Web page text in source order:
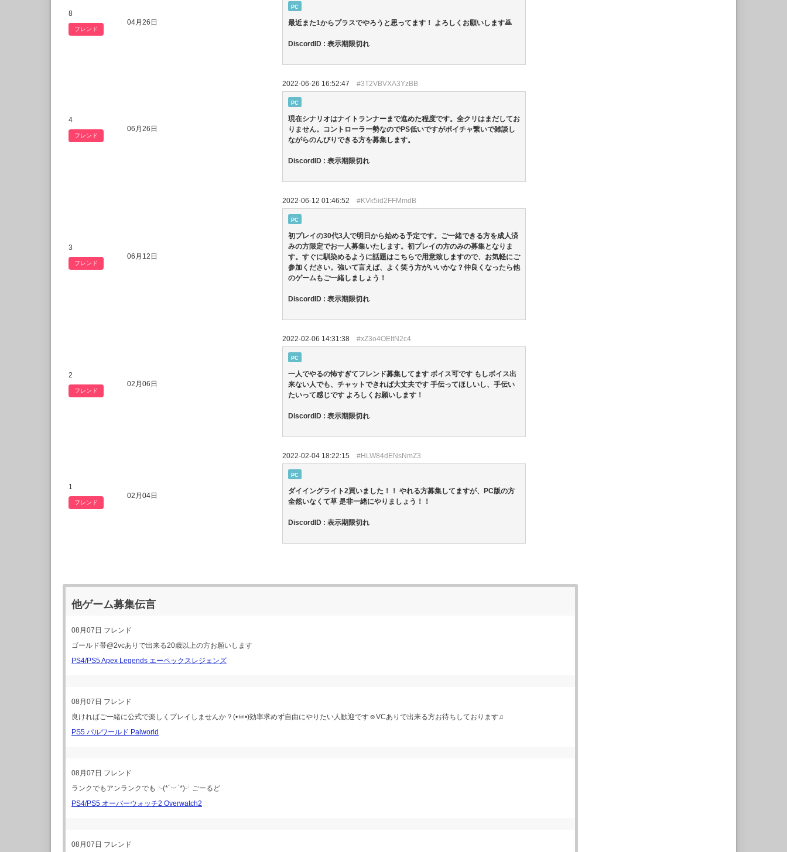
8
フレンド
04月26日
PC
最近また1からプラスでやろうと思ってます！ よろしくお願いします🙇
DiscordID : 表示期限切れ
4
フレンド
06月26日
2022-06-26 16:52:47 #3T2VBVXA3YzBB
PC
現在シナリオはナイトランナーまで進めた程度です。全クリはまだしてお
りません。コントローラー勢なのでPS低いですがボイチャ繋いで雑談し
ながらのんびりできる方を募集します。
DiscordID : 表示期限切れ
3
フレンド
06月12日
2022-06-12 01:46:52 #KVk5id2FFMmdB
PC
初プレイの30代3人で明日から始める予定です。ご一緒できる方を成人済
みの方限定でお一人募集いたします。初プレイの方のみの募集となりま
す。すぐに馴染めるように話題はこちらで用意致しますので、お気軽にご
参加ください。強いて言えば、よく笑う方がいいかな？仲良くなったら他
のゲームもご一緒しましょう！
DiscordID : 表示期限切れ
2
フレンド
02月06日
2022-02-06 14:31:38 #xZ3o4OEItN2c4
PC
一人でやるの怖すぎてフレンド募集してます ボイス可です もしボイス出
来ない人でも、チャットできれば大丈夫です 手伝ってほしいし、手伝い
たいって感じです よろしくお願いします！
DiscordID : 表示期限切れ
1
フレンド
02月04日
2022-02-04 18:22:15 #HLW84dENsNmZ3
PC
ダイイングライト2買いました！！ やれる方募集してますが、PC版の方
全然いなくて草 是非一緒にやりましょう！！
DiscordID : 表示期限切れ
他ゲーム募集伝言
08月07日 フレンド
ゴールド帯@2vcありで出来る20歳以上の方お願いします
PS4/PS5 Apex Legends エーペックスレジェンズ
08月07日 フレンド
良ければご一緒に公式で楽しくプレイしませんか？(•ㅂ•)効率求めず自由にやりたい人歓迎です☺️VCありで出来る方お待ちしております♫
PS5 パルワールド Palworld
08月07日 フレンド
ランクでもアンランクでも╰(*´︶`*)╯ごーるど
PS4/PS5 オーバーウォッチ2 Overwatch2
08月07日 フレンド